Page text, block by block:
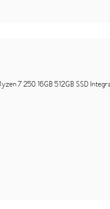
7 250 16GB 512GB SSD